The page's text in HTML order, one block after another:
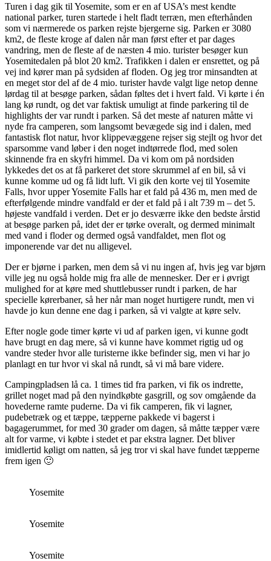
Turen i dag gik til Yosemite, som er en af USA’s mest kendte
national parker, turen startede i helt fladt terræn, men efterhånden
som vi nærmerede os parken rejste bjergerne sig. Parken er 3080
km2, de fleste kroge af dalen når man først efter et par dages
vandring, men de fleste af de næsten 4 mio. turister besøger kun
Yosemitedalen på blot 20 km2. Trafikken i dalen er ensrettet, og på
vej ind kører man på sydsiden af floden. Og jeg tror minsandten at
en meget stor del af de 4 mio. turister havde valgt lige netop denne
lørdag til at besøge parken, sådan føltes det i hvert fald. Vi kørte i én
lang kø rundt, og det var faktisk umuligt at finde parkering til de
highlights der var rundt i parken. Så det meste af naturen måtte vi
nyde fra camperen, som langsomt bevægede sig ind i dalen, med
fantastisk flot natur, hvor klippevæggene rejser sig stejlt og hvor det
sparsomme vand løber i den noget indtørrede flod, med solen
skinnende fra en skyfri himmel. Da vi kom om på nordsiden
lykkedes det os at få parkeret det store skrummel af en bil, så vi
kunne komme ud og få lidt luft. Vi gik den korte vej til Yosemite
Falls, hvor upper Yosemite Falls har et fald på 436 m, men med de
efterfølgende mindre vandfald er der et fald på i alt 739 m – det 5.
højeste vandfald i verden. Det er jo desværre ikke den bedste årstid
at besøge parken på, idet der er tørke overalt, og dermed minimalt
med vand i floder og dermed også vandfaldet, men flot og
imponerende var det nu alligevel.
Der er bjørne i parken, men dem så vi nu ingen af, hvis jeg var bjørn
ville jeg nu også holde mig fra alle de mennesker. Der er i øvrigt
mulighed for at køre med shuttlebusser rundt i parken, de har
specielle kørerbaner, så her når man noget hurtigere rundt, men vi
havde jo kun denne ene dag i parken, så vi valgte at køre selv.
Efter nogle gode timer kørte vi ud af parken igen, vi kunne godt
have brugt en dag mere, så vi kunne have kommet rigtig ud og
vandre steder hvor alle turisterne ikke befinder sig, men vi har jo
planlagt en tur hvor vi skal nå rundt, så vi må bare videre.
Campingpladsen lå ca. 1 times tid fra parken, vi fik os indrette,
grillet noget mad på den nyindkøbte gasgrill, og sov omgående da
hovederne ramte puderne. Da vi fik camperen, fik vi lagner,
pudebetræk og et tæppe, tæpperne pakkede vi bagerst i
bagagerummet, for med 30 grader om dagen, så måtte tæpper være
alt for varme, vi købte i stedet et par ekstra lagner. Det bliver
imidlertid køligt om natten, så jeg tror vi skal have fundet tæpperne
frem igen 🙂
Yosemite
Yosemite
Yosemite